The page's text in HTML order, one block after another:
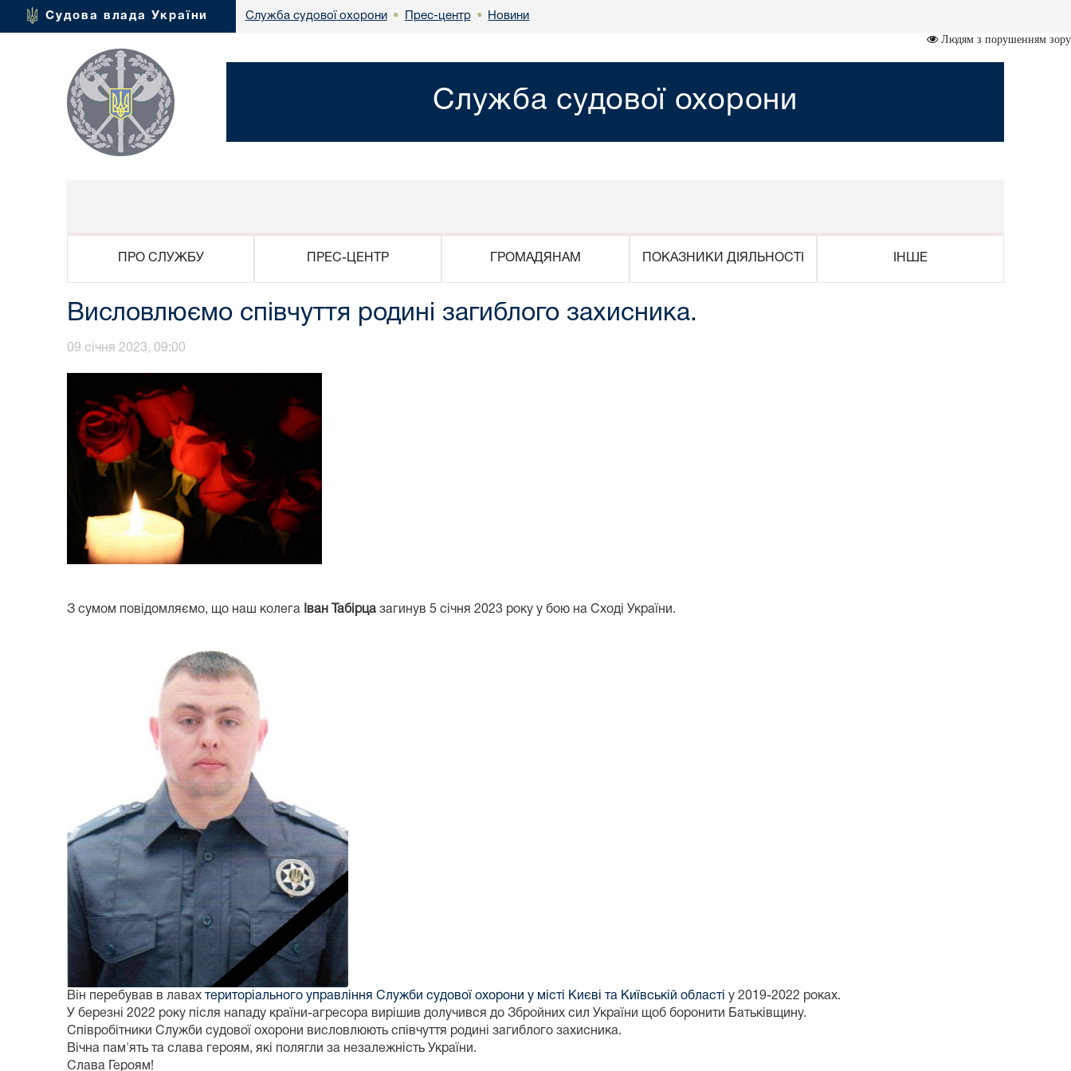
Судова влада України Служба судової охорони • Прес-центр • Новини
Людям з порушенням зору
Служба судової охорони
ПРО СЛУЖБУ ПРЕС-ЦЕНТР ГРОМАДЯНАМ ПОКАЗНИКИ ДІЯЛЬНОСТІ ІНШЕ
Висловлюємо співчуття родині загиблого захисника.
09 січня 2023, 09:00
З сумом повідомляємо, що наш колега Іван Табірца загинув 5 січня 2023 року у бою на Сході України.
Він перебував в лавах територіального управління Служби судової охорони у місті Києві та Київській області у 2019-2022 роках.
У березні 2022 року після нападу країни-агресора вирішив долучився до Збройних сил України щоб боронити Батьківщину.
Співробітники Служби судової охорони висловлюють співчуття родині загиблого захисника.
Вічна пам'ять та слава героям, які полягли за незалежність України.
Слава Героям!